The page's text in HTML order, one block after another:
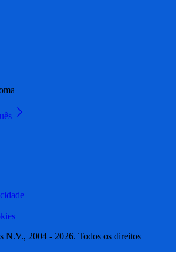
2004 - 2026. Todos os direitos